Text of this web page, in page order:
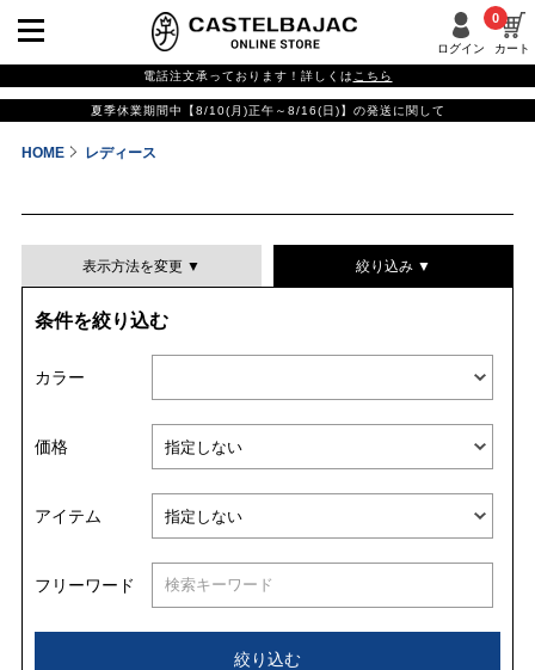
ログイン カート
0
電話注文承っております！詳しくは こちら
夏季休業期間中【8/10(月)正午～8/16(日)】の発送に関して
HOME レディース
表示方法を変更 ▼
並び替える
絞り込み ▼
条件を絞り込む
カラー
価格
アイテム
フリーワード
絞り込む